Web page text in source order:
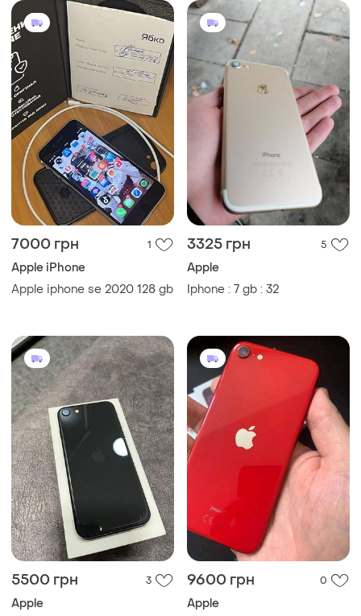
7000 грн 1
Apple iPhone
Apple iphone se 2020 128 gb
3325 грн 5
Apple
Iphone : 7 gb : 32
5500 грн 3
Apple
9600 грн 0
Apple